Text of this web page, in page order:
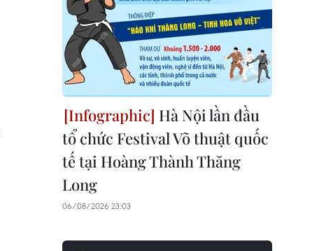
Hà Nội lần đầu
tổ chức Festival Võ thuật quốc
tế tại Hoàng Thành Thăng
Long
06/08/2026 23:03